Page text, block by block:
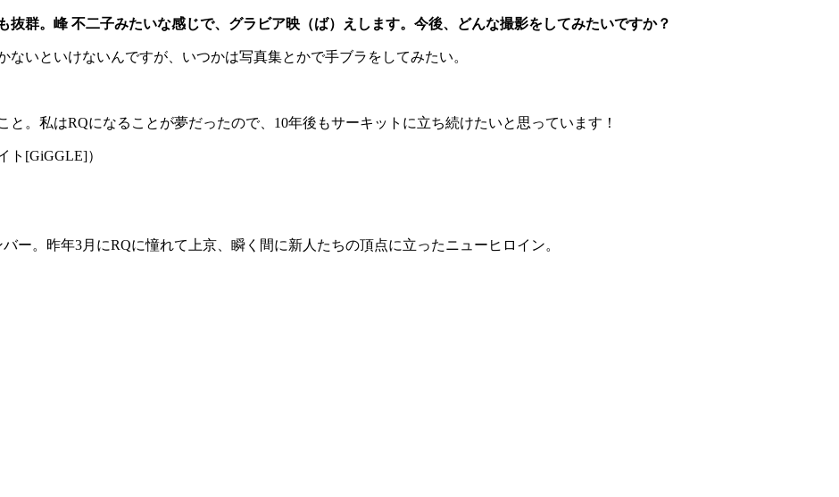
群。峰 不二子みたいな感じで、グラビア映（ば）えします。今後、どんな撮影をしてみたいですか？
いといけないんですが、いつかは写真集とかで手ブラをしてみたい。
。私はRQになることが夢だったので、10年後もサーキットに立ち続けたいと思っています！
ト[GiGGLE]）
ー。昨年3月にRQに憧れて上京、瞬く間に新人たちの頂点に立ったニューヒロイン。